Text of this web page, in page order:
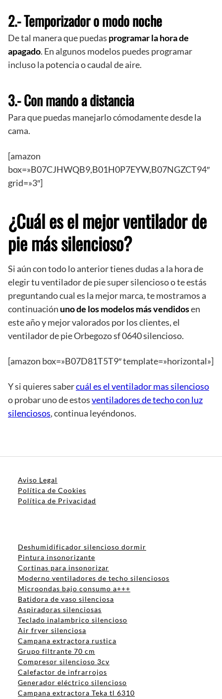
2.- Temporizador o modo noche
De tal manera que puedas programar la hora de
apagado. En algunos modelos puedes programar
incluso la potencia o caudal de aire.
3.- Con mando a distancia
Para que puedas manejarlo cómodamente desde la
cama.
[amazon
box=»B07CJHWQB9,B01H0P7EYW,B07NGZCT94″
grid=»3″]
¿Cuál es el mejor ventilador de
pie más silencioso?
Si aún con todo lo anterior tienes dudas a la hora de
elegir tu ventilador de pie super silencioso o te estás
preguntando cual es la mejor marca, te mostramos a
continuación uno de los modelos más vendidosen
este año y mejor valorados por los clientes, el
ventilador de pie Orbegozo sf 0640 silencioso.
[amazon box=»B07D81T5T9″ template=»horizontal»]
Y si quieres sabercuál es el ventilador mas silencioso
o probar uno de estosventiladores de techo con luz
silenciosos, continua leyéndonos.
Aviso Legal
Política de Cookies
Política de Privacidad
Deshumidificador silencioso dormir
Pintura insonorizante
Cortinas para insonorizar
Moderno ventiladores de techo silenciosos
Microondas bajo consumo a+++
Batidora de vaso silenciosa
Aspiradoras silenciosas
Teclado inalambrico silencioso
Air fryer silenciosa
Campana extractora rustica
Grupo filtrante 70 cm
Compresor silencioso 3cv
Calefactor de infrarrojos
Generador eléctrico silencioso
Campana extractora Teka tl 6310